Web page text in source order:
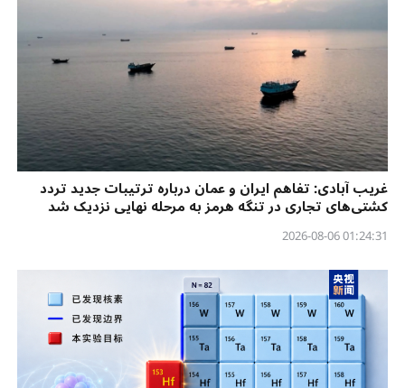
غریب آبادی: تفاهم ایران و عمان درباره ترتیبات جدید تردد
کشتی‌های تجاری در تنگه هرمز به مرحله نهایی نزدیک شد
01:24:31 2026-08-06